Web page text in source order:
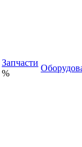
Запчасти
%